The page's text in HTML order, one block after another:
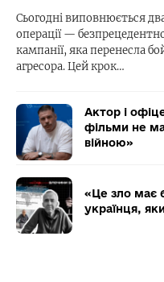
Сьогодні виповнюється
операції —
кампанії, яка перенесла
агресора. Цей крок…
Актор і
фільми не
війною»
«Це зло має
українця,